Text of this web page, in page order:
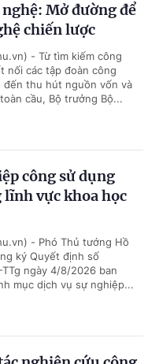
Mở đường để
chiến lược
- Từ tìm kiếm công
nối các tập đoàn công
đến thu hút nguồn vốn và
cầu, Bộ trưởng Bộ...
công sử dụng
lĩnh vực khoa học
- Phó Thủ tướng Hồ
ký Quyết định số
TTg ngày 4/8/2026 ban
mục dịch vụ sự nghiệp...